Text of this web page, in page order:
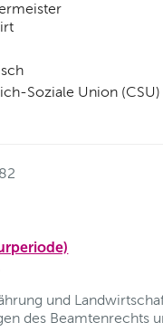
Soziale Union (CSU)
und
des Beamtenrechts